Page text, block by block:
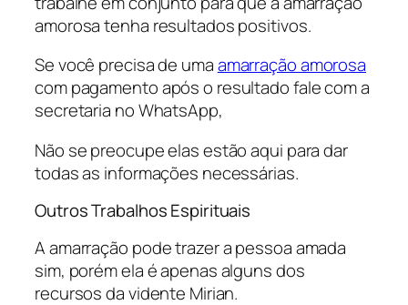
amorosa tenha resultados positivos.
Se você precisa de umaamarração amorosa
com pagamento após o resultado fale com a
secretaria no WhatsApp,
Não se preocupe elas estão aqui para dar
todas as informações necessárias.
Outros Trabalhos Espirituais
A amarração pode trazer a pessoa amada
sim, porém ela é apenas alguns dos
recursos da vidente Mirian.